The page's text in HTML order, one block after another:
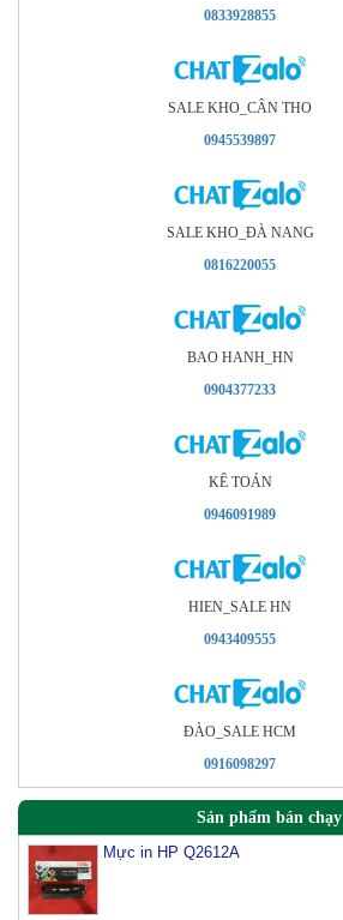
0833928855
SALE KHO_CÂN THO
0945539897
SALE KHO_ÐÀ NANG
0816220055
BAO HANH_HN
0904377233
KÊ TOÁN
0946091989
HIEN_SALE HN
0943409555
ÐÀO_SALE HCM
0916098297
Sản phẩm bán chạy
Mực in HP Q2612A